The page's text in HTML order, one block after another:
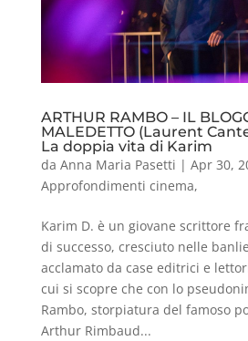
ARTHUR RAMBO – IL
MALEDETTO (Laurent
La doppia vita di Karim
da Anna Maria Pasetti | Apr 30,
Approfondimenti cinema,
Karim D. è un giovane scrittore
di successo, cresciuto nelle
acclamato da case editrici e
cui si scopre che con lo
Rambo, storpiatura del famoso
Arthur Rimbaud...